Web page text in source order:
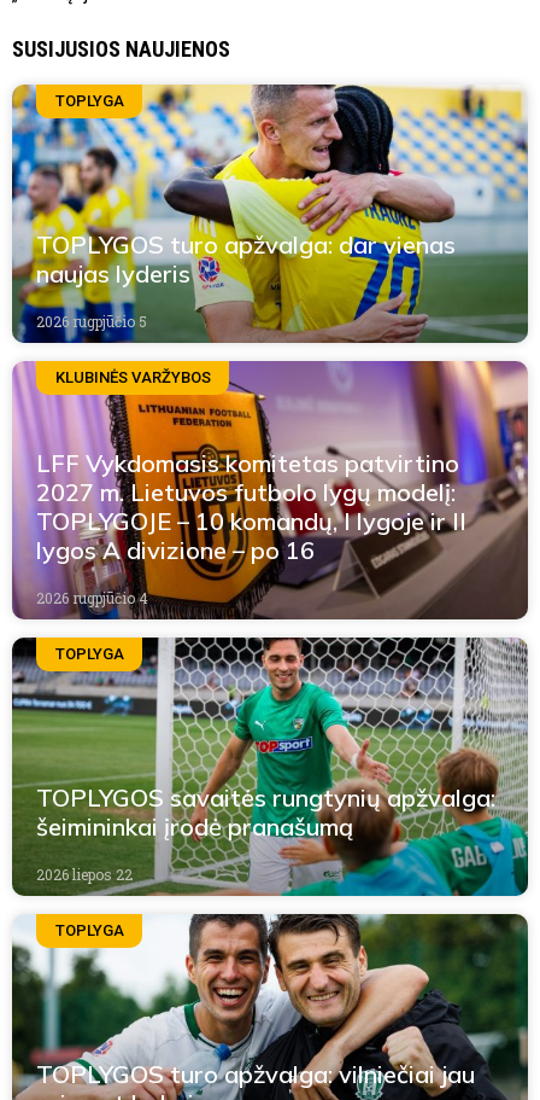
SUSIJUSIOS NAUJIENOS
TOPLYGA
TOPLYGOS turo apžvalga: dar vienas
naujas lyderis
2026 rugpjūčio 5
KLUBINĖS VARŽYBOS
LFF Vykdomasis komitetas patvirtino
2027 m. Lietuvos futbolo lygų modelį:
TOPLYGOJE – 10 komandų, I lygoje ir II
lygos A divizione – po 16
2026 rugpjūčio 4
TOPLYGA
TOPLYGOS savaitės rungtynių apžvalga:
šeimininkai įrodė pranašumą
2026 liepos 22
TOPLYGA
TOPLYGOS turo apžvalga: vilniečiai jau